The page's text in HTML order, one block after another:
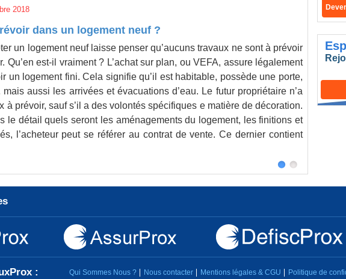
2018
dans un logement neuf ?
un logement neuf laisse penser qu’aucuns travaux ne sont à prévoir
Qu’en est-il vraiment ? L’achat sur plan, ou VEFA, assure légalement
un logement fini. Cela signifie qu’il est habitable, possède une porte,
aussi les arrivées et évacuations d’eau. Le futur propriétaire n’a
à prévoir, sauf s’il a des volontés spécifiques e matière de décoration.
le détail quels seront les aménagements du logement, les finitions et
l’acheteur peut se référer au contrat de vente. Ce dernier contient
1 : Je
2 : Je
3 : je
Les
-
Par
avant
à
des
donc
: Qui Sommes Nous ? Nous contacter Mentions légales & CGU Politique de